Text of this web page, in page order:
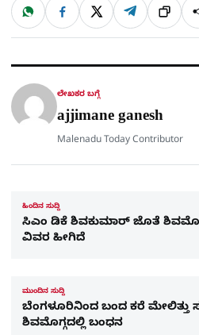
ಹಂಚಿಕೊಳ್ಳಿ
W
a
t
p
F
c
e
o
X T
l
e
a
ಲಿಂ
ಕ್
ಲೇಖಕರ ಬಗ್ಗೆ
ajjimane ganesh
Malenadu Today Contributor
ಹಿಂದಿನ ಸುದ್ದಿ
ಸಿಎಂ ಡಿಕೆ ಶಿವಕುಮಾರ್ ಜೊತೆ
ವಿವರ ಹೀಗಿದೆ
ಮುಂದಿನ ಸುದ್ದಿ
ಬೆಂಗಳೂರಿನಿಂದ ಬಂದ ಕರೆ ಮೇಲಿತ್ತು
ಶಿವಮೊಗ್ಗದಲ್ಲಿ ಬಂಧನ